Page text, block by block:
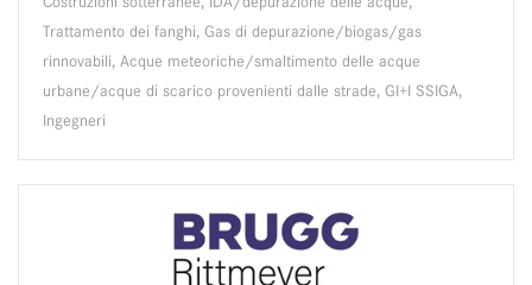
Trattamento dei fanghi, Gas di depurazione/biogas/gas
rinnovabili, Acque meteoriche/smaltimento delle acque
urbane/acque di scarico provenienti dalle strade, GI+I SSIGA,
Ingegneri